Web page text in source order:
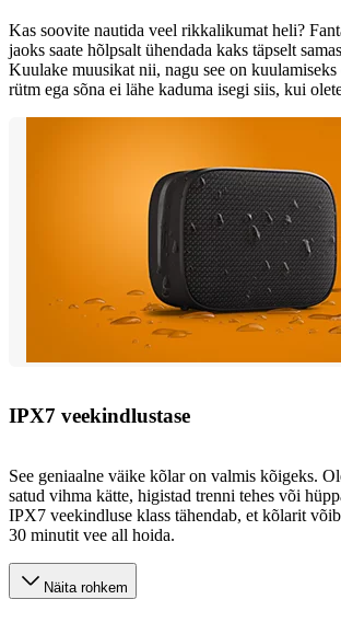
Kas soovite nautida veel rikkalikumat heli?
jaoks saate hõlpsalt ühendada kaks täpselt
Kuulake muusikat nii, nagu see on
rütm ega sõna ei lähe kaduma isegi siis, kui
IPX7 veekindlustase
See geniaalne väike kõlar on valmis kõigeks.
satud vihma kätte, higistad trenni tehes või
IPX7 veekindluse klass tähendab, et kõlarit
30 minutit vee all hoida.
Näita rohkem